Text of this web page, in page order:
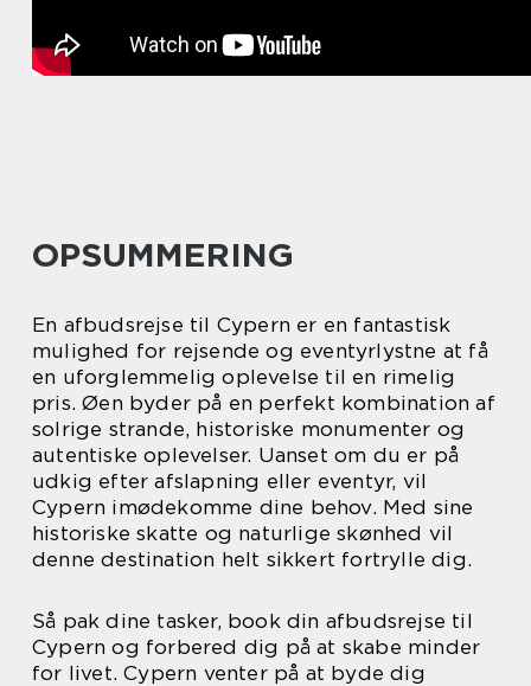
OPSUMMERING
En afbudsrejse til Cypern er en fantastisk
mulighed for rejsende og eventyrlystne at få
en uforglemmelig oplevelse til en rimelig
pris. Øen byder på en perfekt kombination af
solrige strande, historiske monumenter og
autentiske oplevelser. Uanset om du er på
udkig efter afslapning eller eventyr, vil
Cypern imødekomme dine behov. Med sine
historiske skatte og naturlige skønhed vil
denne destination helt sikkert fortrylle dig.
Så pak dine tasker, book din afbudsrejse til
Cypern og forbered dig på at skabe minder
for livet. Cypern venter på at byde dig